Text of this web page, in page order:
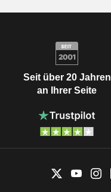
Seit über 20 Jahren
an Ihrer Seite